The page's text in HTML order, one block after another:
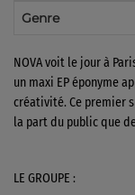
Genre
NOVA voit le jour à
un maxi EP éponyme
créativité. Ce premier
la part du public que
LE GROUPE :